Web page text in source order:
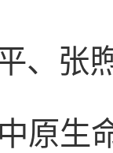
、张
原生